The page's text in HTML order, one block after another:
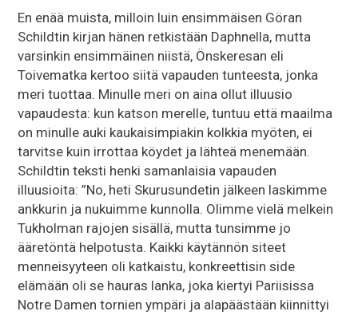
En enää muista, milloin luin ensimmäisen Göran
Schildtin kirjan hänen retkistään Daphnella, mutta
varsinkin ensimmäinen niistä, Önskeresan eli
Toivematka kertoo siitä vapauden tunteesta, jonka
meri tuottaa. Minulle meri on aina ollut illuusio
vapaudesta: kun katson merelle, tuntuu että maailma
on minulle auki kaukaisimpiakin kolkkia myöten, ei
tarvitse kuin irrottaa köydet ja lähteä menemään.
Schildtin teksti henki samanlaisia vapauden
illuusioita: ”No, heti Skurusundetin jälkeen laskimme
ankkurin ja nukuimme kunnolla. Olimme vielä melkein
Tukholman rajojen sisällä, mutta tunsimme jo
ääretöntä helpotusta. Kaikki käytännön siteet
menneisyyteen oli katkaistu, konkreettisin side
elämään oli se hauras lanka, joka kiertyi Pariisissa
Notre Damen tornien ympäri ja alapäästään kiinnittyi